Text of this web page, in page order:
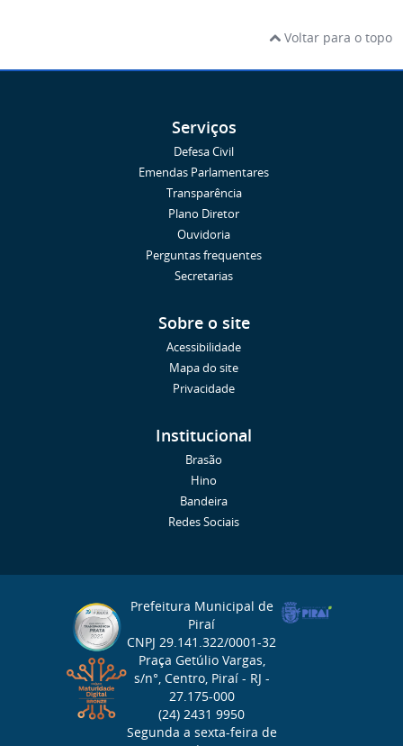
Voltar para o topo
Serviços
Defesa Civil
Emendas Parlamentares
Transparência
Plano Diretor
Ouvidoria
Perguntas frequentes
Secretarias
Sobre o site
Acessibilidade
Mapa do site
Privacidade
Institucional
Brasão
Hino
Bandeira
Redes Sociais
Prefeitura Municipal de
Piraí
CNPJ 29.141.322/0001-32
Praça Getúlio Vargas,
s/n°, Centro, Piraí - RJ -
27.175-000
(24) 2431 9950
Segunda a sexta-feira de